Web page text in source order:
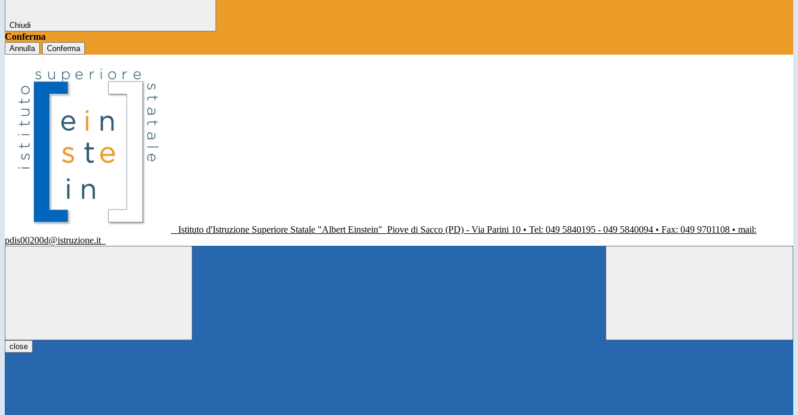
Chiudi
Conferma
Annulla Conferma
Istituto d'Istruzione Superiore Statale "Albert Einstein" Piove di Sacco (PD) - Via Parini 10 • Tel: 049 5840195 - 049 5840094 • Fax: 049 9701108 • mail:
pdis00200d@istruzione.it
close